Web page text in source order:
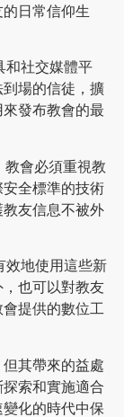
日常信仰生
和社交媒體平
場的信徒，擴
發布教會的最
教會必須重視教
全標準的技術
友信息不被外
效地使用這些新
也可以對教友
提供的數位工
其帶來的益處
索和實施適合
化的時代中保